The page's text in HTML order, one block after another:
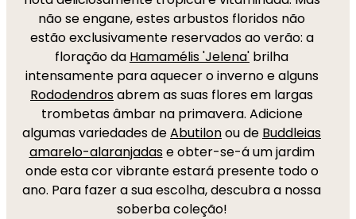
não se engane, estes arbustos floridos não
estão exclusivamente reservados ao verão: a
floração da Hamamélis 'Jelena' brilha
intensamente para aquecer o inverno e alguns
Rododendrosabrem as suas flores em largas
trombetas âmbar na primavera. Adicione
algumas variedades deAbutilonou de Buddleias
amarelo-alaranjadase obter-se-á um jardim
onde esta cor vibrante estará presente todo o
ano. Para fazer a sua escolha, descubra a nossa
soberba coleção!